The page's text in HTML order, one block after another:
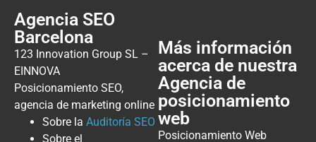
Agencia SEO
Barcelona
123 Innovation Group SL –
EINNOVA
Posicionamiento SEO,
agencia de marketing online
Sobre la Auditoría SEO
Sobre el
Más información
acerca de nuestra
Agencia de
posicionamiento
web
Posicionamiento Web